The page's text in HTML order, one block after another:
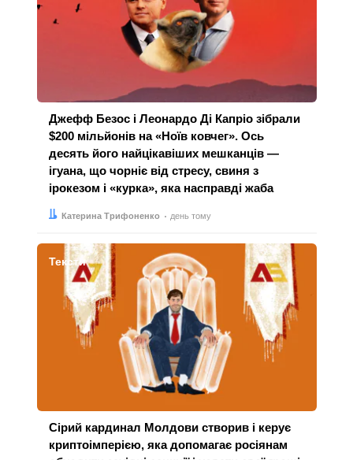
Джефф Безос і Леонардо Ді Капріо зібрали
$200 мільйонів на «Ноїв ковчег». Ось
десять його найцікавіших мешканців —
ігуана, що чорніє від стресу, свиня з
ірокезом і «курка», яка насправді жаба
Автор:
Катерина Трифоненко
Дата: день тому
Тексти
Сірий кардинал Молдови створив і керує
криптоімперією, яка допомагає росіянам